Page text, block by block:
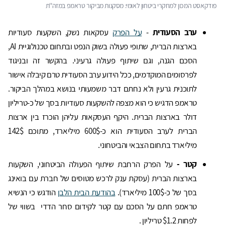
פודקאסט המכון למחקרי ביטחון לאומי: מסקנות מביקור טראמפ במזה''ת
ערב הסעודית -על הפרק עסקאות נשק, השקעות סעודיות
בארצות הברית, שתופי פעולה בשוק הנפט ובתחום טכנולוגיית AI,
הסכם הגנה, וגם שיתוף פעולה גרעיני. בהקשר זה ובניגוד
לפרסומים המוקדמים, ככל הידוע ערב הסעודית טרם קיבלה אישור
לתוכנית גרעין ולא נחתם דבר משמעותי בנושא במהלך הביקור.
טראמפ הדגיש כי הוא מצפה להשקעות סעודיות בסך של כ-טריליון
דולר בארצות הברית. היקף העסקאות עליהן הוכרז בין ארצות
הברית לערב הסעודית הוא כ-600$ מיליארד, מתוכם 142$
מיליארד בתחום הצבאי והביטחוני.
קטר -על הפרק הרחבת שיתוף הפעולה הביטחוני, השקעות
בארצות הברית (עסקת ענק לרכש מטוסים של חברת עם בואינג
בסך של כ-100$ מיליארד).
בהודעת הבית הלבן הודגש כי הנשיא
טראמפ חתם על הסכם עם קטר לקידום סחר הדדי בשווי של
לפחות $1.2 טריליון .